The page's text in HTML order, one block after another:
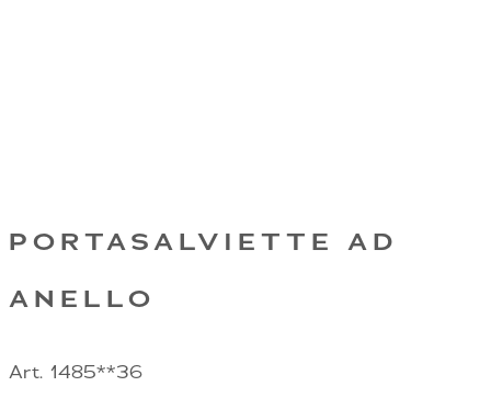
PORTASALVIETTE AD
ANELLO
Art. 1485**36